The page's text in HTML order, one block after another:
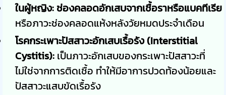
ในผู้หญิง:ช่องคลอดอักเสบจากเชื้อราหรือแบคทีเรีย
หรือภาวะช่องคลอดแห้งหลังวัยหมดประจำเดือน
โรคกระเพาะปัสสาวะอักเสบเรื้อรัง (Interstitial
Cystitis): เป็นภาวะอักเสบของกระเพาะปัสสาวะที่
ไม่ใช่จากการติดเชื้อ ทำให้มีอาการปวดท้องน้อยและ
ปัสสาวะแสบขัดเรื้อรัง